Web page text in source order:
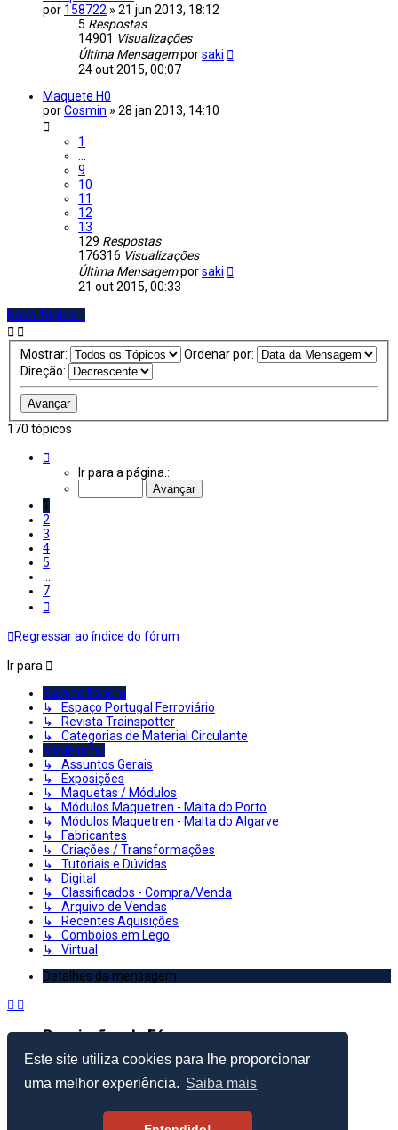
Este site utiliza cookies para lhe proporcionar
uma melhor experiência. Saiba mais
por 158722 » 21 jun 2013, 18:12
5 Respostas
14901 Visualizações
Última Mensagemporsaki
24 out 2015, 00:07
Maquete H0
porCosmin » 28 jan 2013, 14:10
1
9
10
11
12
13
129 Respostas
176316 Visualizações
Última Mensagemporsaki
21 out 2015, 00:33
Novo Tópico
Mostrar:
Ordenar por:
Direção:
170 tópicos
7
Ir para a página.:
1
2
3
4
5
...
7
Regressar ao índice do fórum
Ir para
Sala de Espera
↳ Espaço Portugal Ferroviário
↳ Revista Trainspotter
↳ Categorias de Material Circulante
Modelismo
↳ Assuntos Gerais
↳ Exposições
↳ Maquetas / Módulos
↳ Módulos Maquetren - Malta do Porto
↳ Módulos Maquetren - Malta do Algarve
↳ Fabricantes
↳ Criações / Transformações
↳ Tutoriais e Dúvidas
↳ Digital
↳ Classificados - Compra/Venda
↳ Arquivo de Vendas
↳ Recentes Aquisições
↳ Comboios em Lego
↳ Virtual
Detalhes da mensagem
Permissões do Fórum
Criar Tópicos: Proibido
Responder Tópicos: Proibido
Editar Mensagens: Proibido
Apagar Mensagens: Proibido
Enviar anexos: Proibido